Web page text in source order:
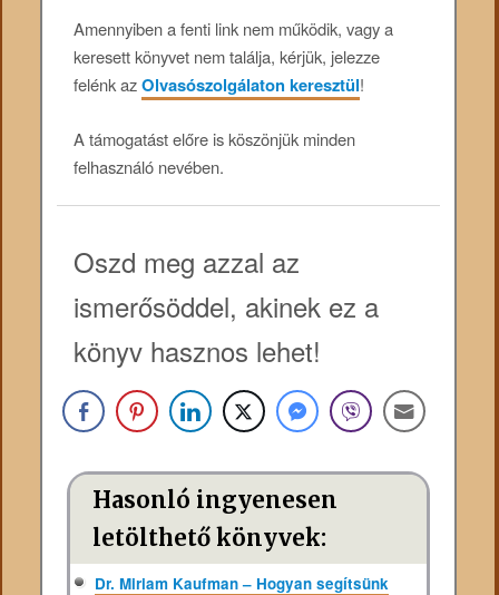
Amennyiben a fenti link nem működik, vagy a
keresett könyvet nem találja, kérjük, jelezze
felénk azOlvasószolgálaton keresztül!
A támogatást előre is köszönjük minden
felhasználó nevében.
Oszd meg azzal az
ismerősöddel, akinek ez a
könyv hasznos lehet!
Hasonló ingyenesen
letölthető könyvek:
Dr. Miriam Kaufman – Hogyan segítsünk